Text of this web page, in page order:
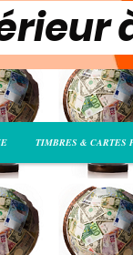
TIMBRES & CARTES